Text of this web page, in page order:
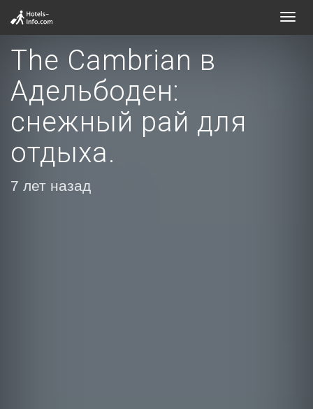
The Cambrian в
Адельбоден:
снежный рай для
отдыха.
7 лет назад